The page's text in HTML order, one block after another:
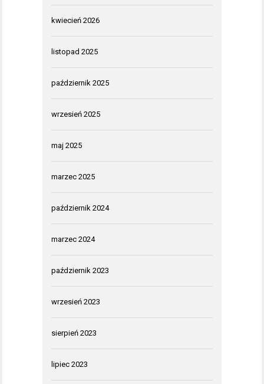
kwiecień 2026
listopad 2025
październik 2025
wrzesień 2025
maj 2025
marzec 2025
październik 2024
marzec 2024
październik 2023
wrzesień 2023
sierpień 2023
lipiec 2023